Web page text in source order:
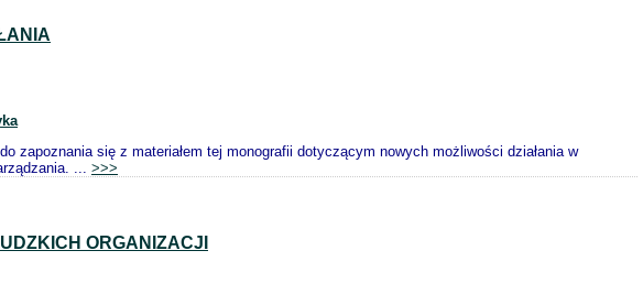
zapoznania się z materiałem tej monografii dotyczącym nowych możliwości działania w
... >>>
ORGANIZACJI